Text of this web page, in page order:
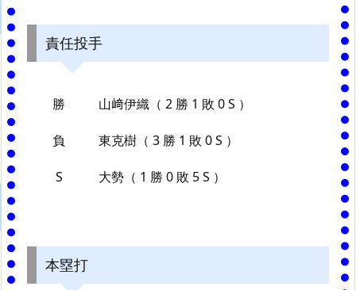
責任投手
勝 山﨑伊織（ 2 勝 1 敗 0 S ）
負 東克樹（ 3 勝 1 敗 0 S ）
S 大勢（ 1 勝 0 敗 5 S ）
本塁打